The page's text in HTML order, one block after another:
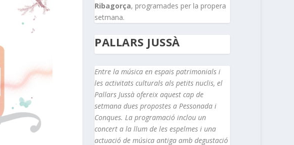
Ribagorça, programades per la propera
setmana.
PALLARS JUSSÀ
Entre la música en espais patrimonials i
les activitats culturals als petits nuclis, el
Pallars Jussà ofereix aquest cap de
setmana dues propostes a Pessonada i
Conques. La programació inclou un
concert a la llum de les espelmes i una
actuació de música antiga amb degustació